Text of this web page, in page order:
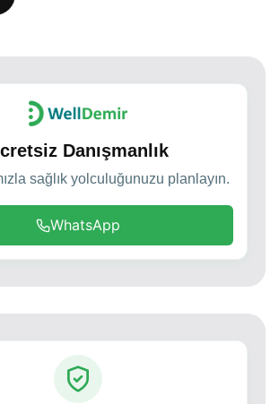
Danışmanlık
sağlık yolculuğunuzu planlayın.
WhatsApp